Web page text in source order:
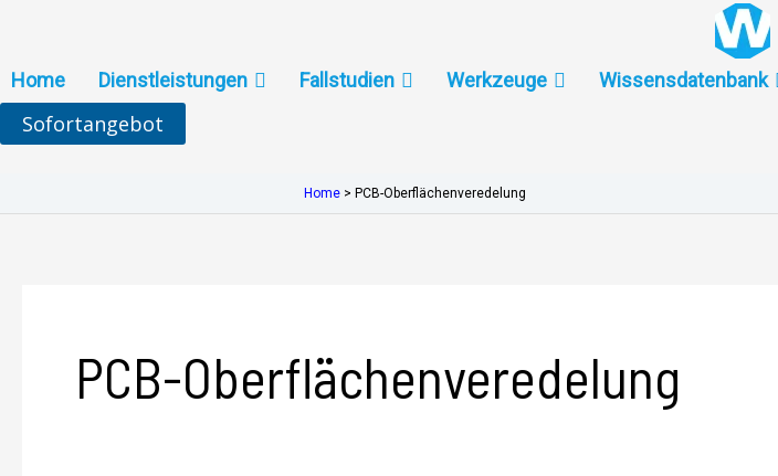
Home Dienstleistungen Fallstudien Werkzeuge Wissensdatenbank
Sofortangebot
Home > PCB-Oberflächenveredelung
PCB-Oberflächenveredelung